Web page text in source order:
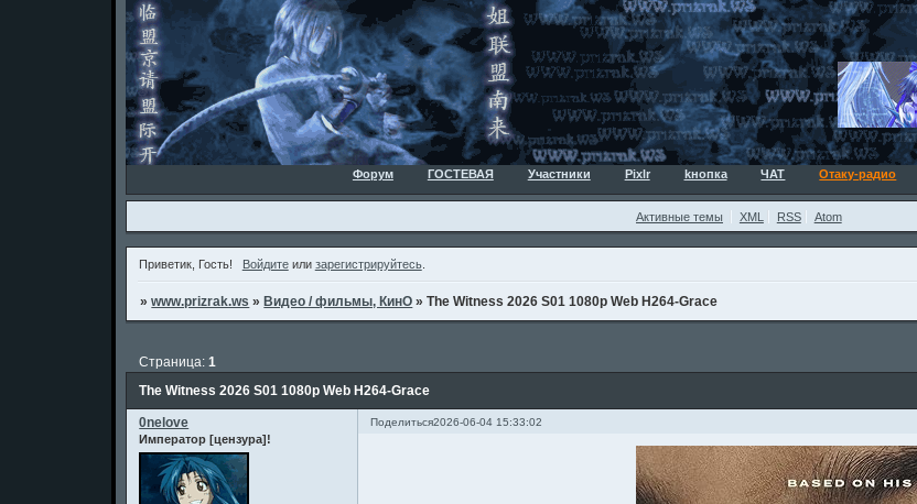
Форум ГОСТЕВАЯ Участники Pixlr kнопка ЧАТ Отаку-радио
Активные темы XML RSS Atom
Приветик, Гость! Войдитеили зарегистрируйтесь.
»www.prizrak.ws » Видео / фильмы, КинО »The Witness 2026 S01 1080p Web H264-Grace
The Witness 2026 S01 1080p Web H264-Grace
Страница:1
Поделиться2026-06-04 15:33:02
0nelove
Император [цензура]!